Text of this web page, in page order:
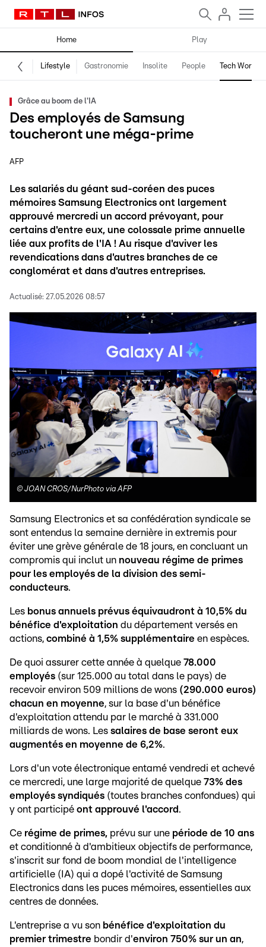
Home Play
Lifestyle Gastronomie Insolite People Tech World
Grâce au boom de l'IA
Des employés de Samsung
toucheront une méga-prime
AFP
Les salariés du géant sud-coréen des puces
mémoires Samsung Electronics ont largement
approuvé mercredi un accord prévoyant, pour
certains d'entre eux, une colossale prime annuelle
liée aux profits de l'IA ! Au risque d'aviver les
revendications dans d'autres branches de ce
conglomérat et dans d'autres entreprises.
Actualisé: 27.05.2026 08:57
© JOAN CROS/NurPhoto via AFP
Samsung Electronics et sa confédération syndicale se
sont entendus la semaine dernière in extremis pour
éviter une grève générale de 18 jours, en concluant un
compromis qui inclut un nouveau régime de primes
pour les employés de la division des semi-
conducteurs.
Les bonus annuels prévus équivaudront à 10,5% du
bénéfice d'exploitation du département versés en
actions, combiné à 1,5% supplémentaire en espèces.
De quoi assurer cette année à quelque 78.000
employés (sur 125.000 au total dans le pays) de
recevoir environ 509 millions de wons (290.000 euros)
chacun en moyenne, sur la base d'un bénéfice
d'exploitation attendu par le marché à 331.000
milliards de wons. Les salaires de base seront eux
augmentés en moyenne de 6,2%.
Lors d'un vote électronique entamé vendredi et achevé
ce mercredi, une large majorité de quelque 73% des
employés syndiqués (toutes branches confondues) qui
y ont participé ont approuvé l'accord .
Ce régime de primes, prévu sur une période de 10 ans
et conditionné à d'ambitieux objectifs de performance,
s'inscrit sur fond de boom mondial de l'intelligence
artificielle (IA) qui a dopé l'activité de Samsung
Electronics dans les puces mémoires, essentielles aux
centres de données.
L'entreprise a vu son bénéfice d'exploitation du
premier trimestre bondir d'environ 750% sur un an,